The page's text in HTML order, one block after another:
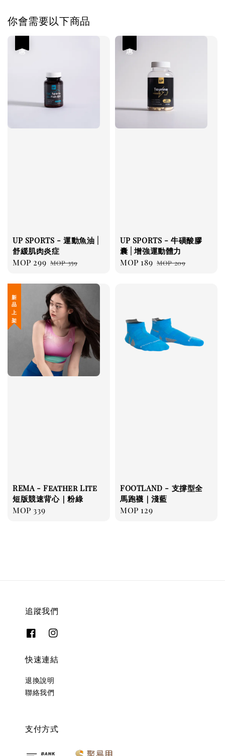
你會需要以下商品
UP SPORTS - 運動魚油 |
舒緩肌肉炎症
Sale
MOP 299 Regular
MOP 359
UP SPORTS - 牛磺酸膠
囊 | 增強運動體力
Sale
MOP 189 Regular
MOP 209
新 品 上 架
REMA - Feather Lite
短版競速背心｜粉綠
Regular
MOP 339
FOOTLAND - 支撐型全
馬跑襪｜淺藍
Regular
MOP 129
追蹤我們
快速連結
退換說明
聯絡我們
支付方式